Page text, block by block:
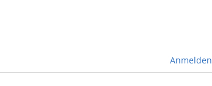
Anmelden